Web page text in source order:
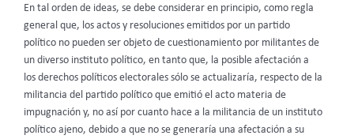
En tal orden de ideas, se debe considerar en principio, como regla
general que, los actos y resoluciones emitidos por un partido
político no pueden ser objeto de cuestionamiento por militantes de
un diverso instituto político, en tanto que, la posible afectación a
los derechos políticos electorales sólo se actualizaría, respecto de la
militancia del partido político que emitió el acto materia de
impugnación y, no así por cuanto hace a la militancia de un instituto
político ajeno, debido a que no se generaría una afectación a su